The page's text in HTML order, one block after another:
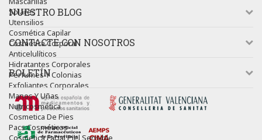
Solares
Utensilios
Cosmética Capilar
Cosmética Corporal
Anticelulíticos
Hidratantes Corporales
Perfumes Y Colonias
Exfoliantes Corporales
Manos Y Uñas
Nutricosmética
Cosmetica De Pies
Pacs Cosméticos
Cosmetica Facial Piel Sensible
NUESTRO BLOG
CONTACTE CON NOSOTROS
BOLETÍN